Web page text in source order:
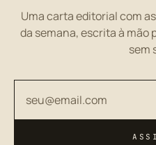
Uma carta editorial com
da semana, escrita à mão
sem